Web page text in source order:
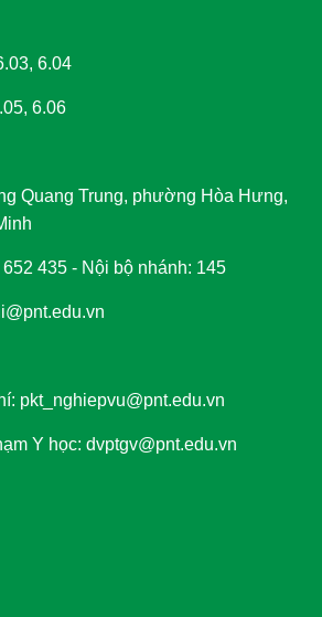
6.04
6.06
Quang Trung, phường Hòa Hưng,
435 - Nội bộ nhánh: 145
học: dvptgv@pnt.edu.vn